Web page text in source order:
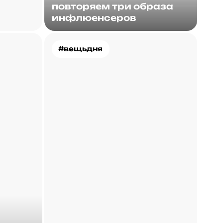
повторяем три образа
инфлюенсеров
#вещьдня